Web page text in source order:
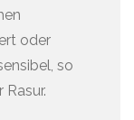
oder
so